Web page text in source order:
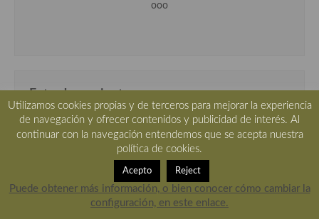
ooo
Entradas recientes
Helado cremoso de papaya, con truco para elaborarlo.
Por qué el móvil se calienta cuando lo usas como
recetario en la cocina
Tzatziki o crema fría de yogur y pepino, receta griega
Menestra de verduras del restaurante 33 de Tudela,
Utilizamos cookies propias y de terceros para mejorar la experiencia
de navegación y ofrecer contenidos y publicidad de interés. Al
continuar con la navegación entendemos que se acepta nuestra
política de cookies.
Acepto Reject
Puede obtener más información, o bien conocer cómo cambiar la
configuración, en este enlace.